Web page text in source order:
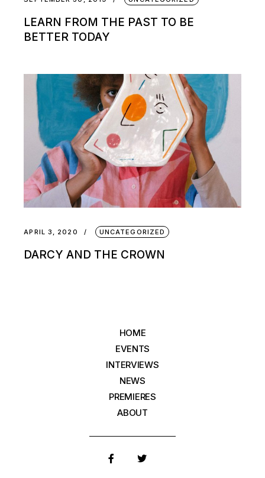
LEARN FROM THE PAST TO BE
BETTER TODAY
APRIL 3, 2020 UNCATEGORIZED
DARCY AND THE CROWN
HOME
EVENTS
INTERVIEWS
NEWS
PREMIERES
ABOUT